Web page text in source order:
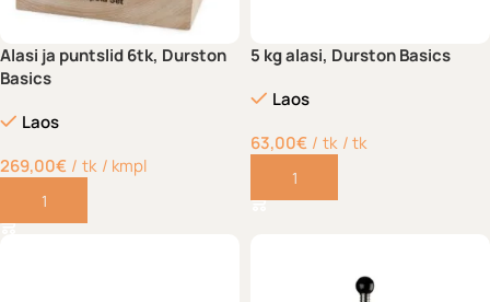
Alasi ja puntslid 6tk, Durston
Basics
Laos
269,00€ tk / kmpl
Lisa korvi
5 kg alasi, Durston Basics
Laos
63,00€ tk / tk
Lisa korvi